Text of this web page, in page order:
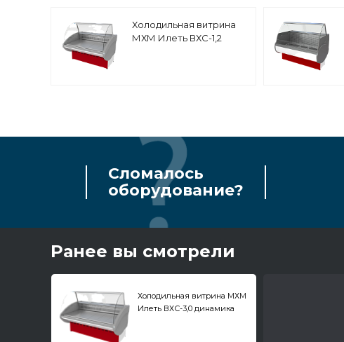
Холодильная витрина
МХМ Илеть ВХС-1,2
Сломалось
оборудование?
Ранее вы смотрели
Холодильная витрина МХМ
Илеть ВХС-3,0 динамика